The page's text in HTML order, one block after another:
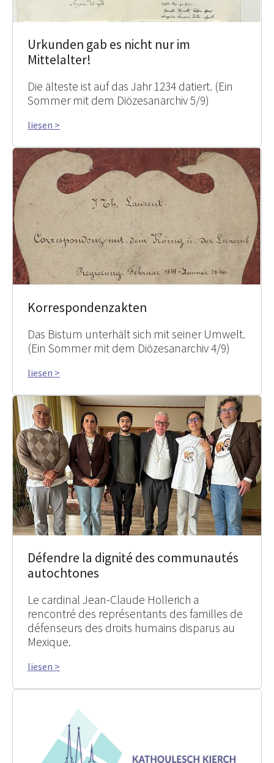
Urkunden gab es nicht nur im
Mittelalter!
Die älteste ist auf das Jahr 1234 datiert. (Ein
Sommer mit dem Diözesanarchiv 5/9)
liesen >
Korrespondenzakten
Das Bistum unterhält sich mit seiner Umwelt.
(Ein Sommer mit dem Diözesanarchiv 4/9)
liesen >
Défendre la dignité des communautés
autochtones
Le cardinal Jean-Claude Hollerich a
rencontré des représentants des familles de
défenseurs des droits humains disparus au
Mexique.
liesen >